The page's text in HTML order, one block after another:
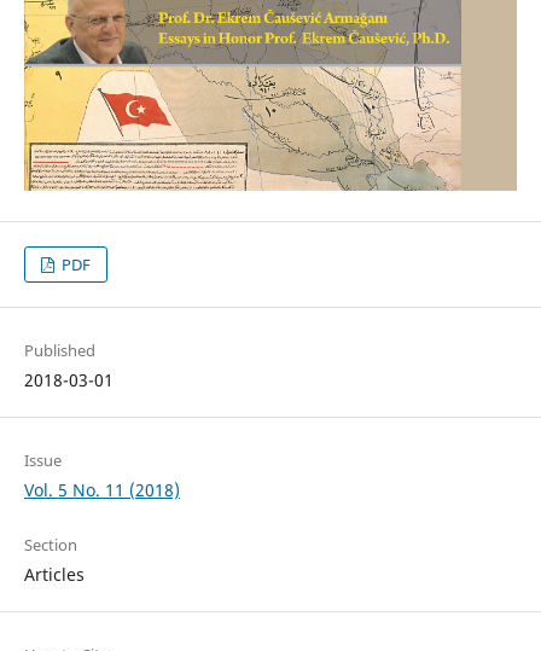
PDF
Published
2018-03-01
Issue
Vol. 5 No. 11 (2018)
Section
Articles